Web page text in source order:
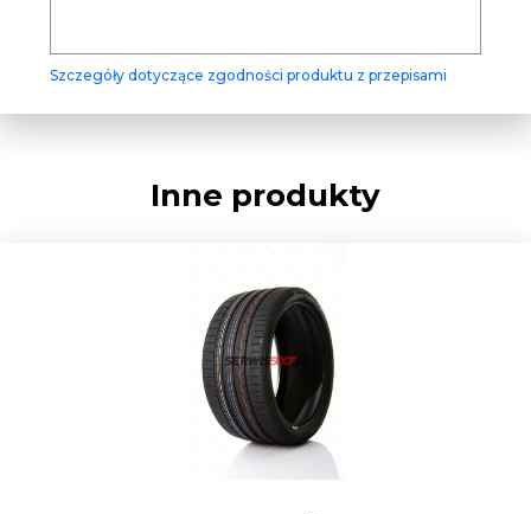
Szczegóły dotyczące zgodności produktu z przepisami
Inne produkty